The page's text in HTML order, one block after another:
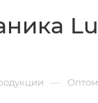
—